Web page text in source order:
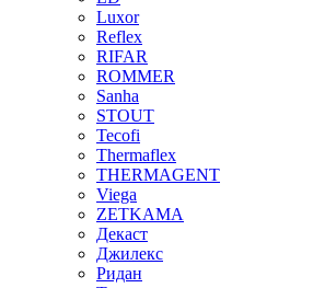
Luxor
Reflex
RIFAR
ROMMER
Sanha
STOUT
Tecofi
Thermaflex
THERMAGENT
Viega
ZETKAMA
Декаст
Джилекс
Ридан